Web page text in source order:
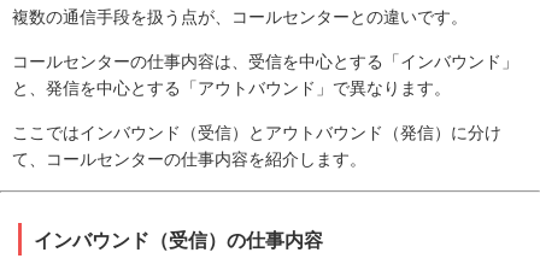
複数の通信手段を扱う点が、コールセンターとの違いです。
コールセンターの仕事内容は、受信を中心とする「インバウンド」
と、発信を中心とする「アウトバウンド」で異なります。
ここではインバウンド（受信）とアウトバウンド（発信）に分け
て、コールセンターの仕事内容を紹介します。
インバウンド（受信）の仕事内容